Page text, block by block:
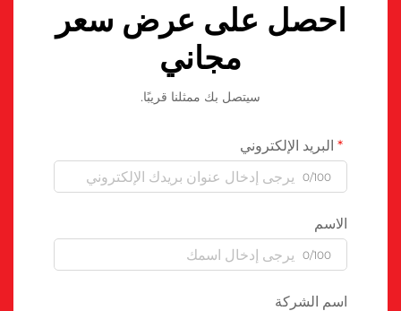
احصل على عرض سعر
مجاني
سيتصل بك ممثلنا قريبًا.
البريد الإلكتروني
0/100
الاسم
0/100
اسم الشركة